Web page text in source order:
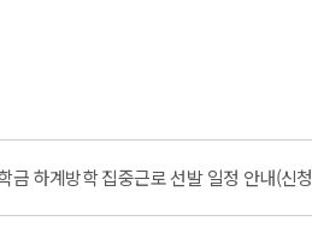
금 하계방학 집중근로 선발 일정 안내(신